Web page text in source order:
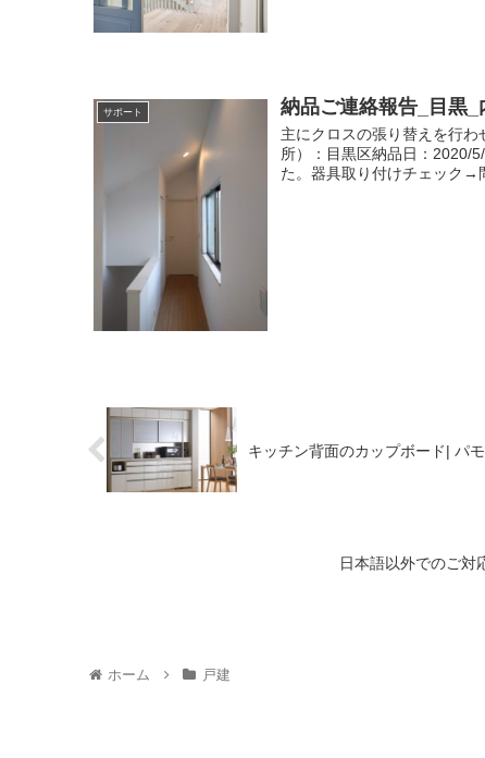
サポート 納品ご連絡報告_目黒
主にクロスの張り替えを行
所）：目黒区納品日：2020/
た。器具取り付けチェック→
キッチン背面のカップボード| パ
日本語以外でのご対
ホーム 戸建